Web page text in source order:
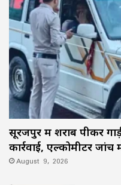
सूरजपुर में शराब पीकर
कार्रवाई, एल्कोमीटर
August 9, 2026